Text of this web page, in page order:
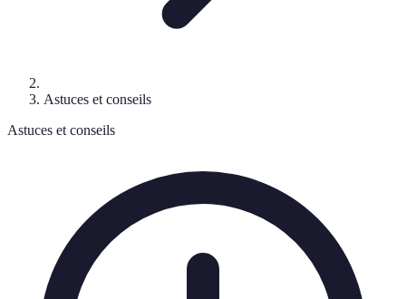
Astuces et conseils
Astuces et conseils